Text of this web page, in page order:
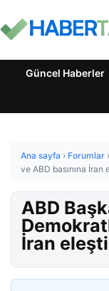
Güncel Haberler
Ana sayfa › Forumlar ›
ve ABD basınına İran
ABD
İran